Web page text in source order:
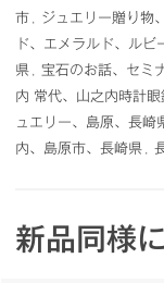
市
ジュエリー贈り物
ド、エメラルド、ル
県
宝石のお話、セミ
内 常代、山之内時計
ュエリー、島原、長崎
内、島原市、長崎県
新品同様